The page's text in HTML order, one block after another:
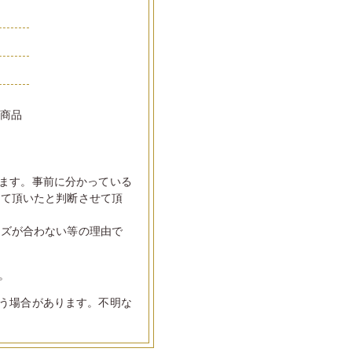
品
す。事前に分かっている
頂いたと判断させて頂
が合わない等の理由で
場合があります。不明な